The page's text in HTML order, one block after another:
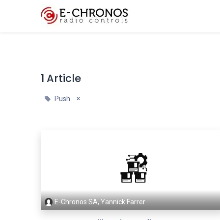
1 Article
Push ×
E-Chronos SA, Yannick Farrer